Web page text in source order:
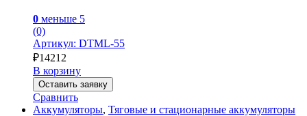
0 меньше 5
(0)
Артикул: DTML-55
₽14212
В корзину
Оставить заявку
Сравнить
Аккумуляторы, Тяговые и стационарные аккумуляторы